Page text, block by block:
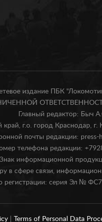
издание ПБК
Главный редактор: Быч
г.о. город Краснодар, г.
почты редакции: press-
телефона редакции:
Знак информационной
в сфере связи,
регистрации: серия Эл №
Terms of Personal Data